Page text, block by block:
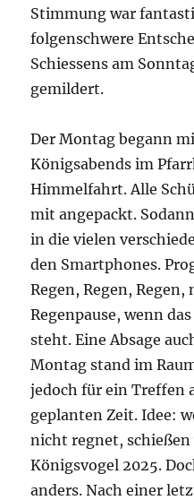
Stimmung war
folgenschwere
Schiessens am
gemildert.
Der Montag begann
Königsabends im
Himmelfahrt. Alle
mit angepackt.
in die vielen
den Smartphones.
Regen, Regen,
Regenpause, wenn
steht. Eine Absage
Montag stand im
jedoch für ein Treffen
geplanten Zeit. Idee:
nicht regnet,
Königsvogel 2025.
anders. Nach einer